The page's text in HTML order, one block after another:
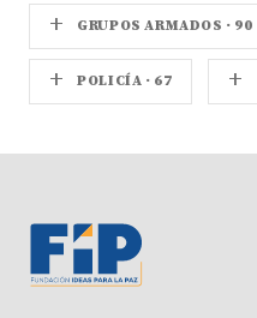
+ GRUPOS ARMADOS · 90
+ POLICÍA · 67 +